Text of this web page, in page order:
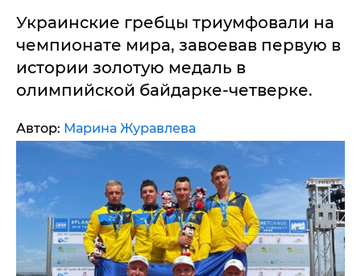
Украинские гребцы триумфовали на
чемпионате мира, завоевав первую в
истории золотую медаль в
олимпийской байдарке-четверке.
Автор: Марина Журавлева